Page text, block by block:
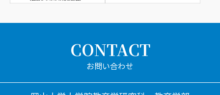
CONTACT